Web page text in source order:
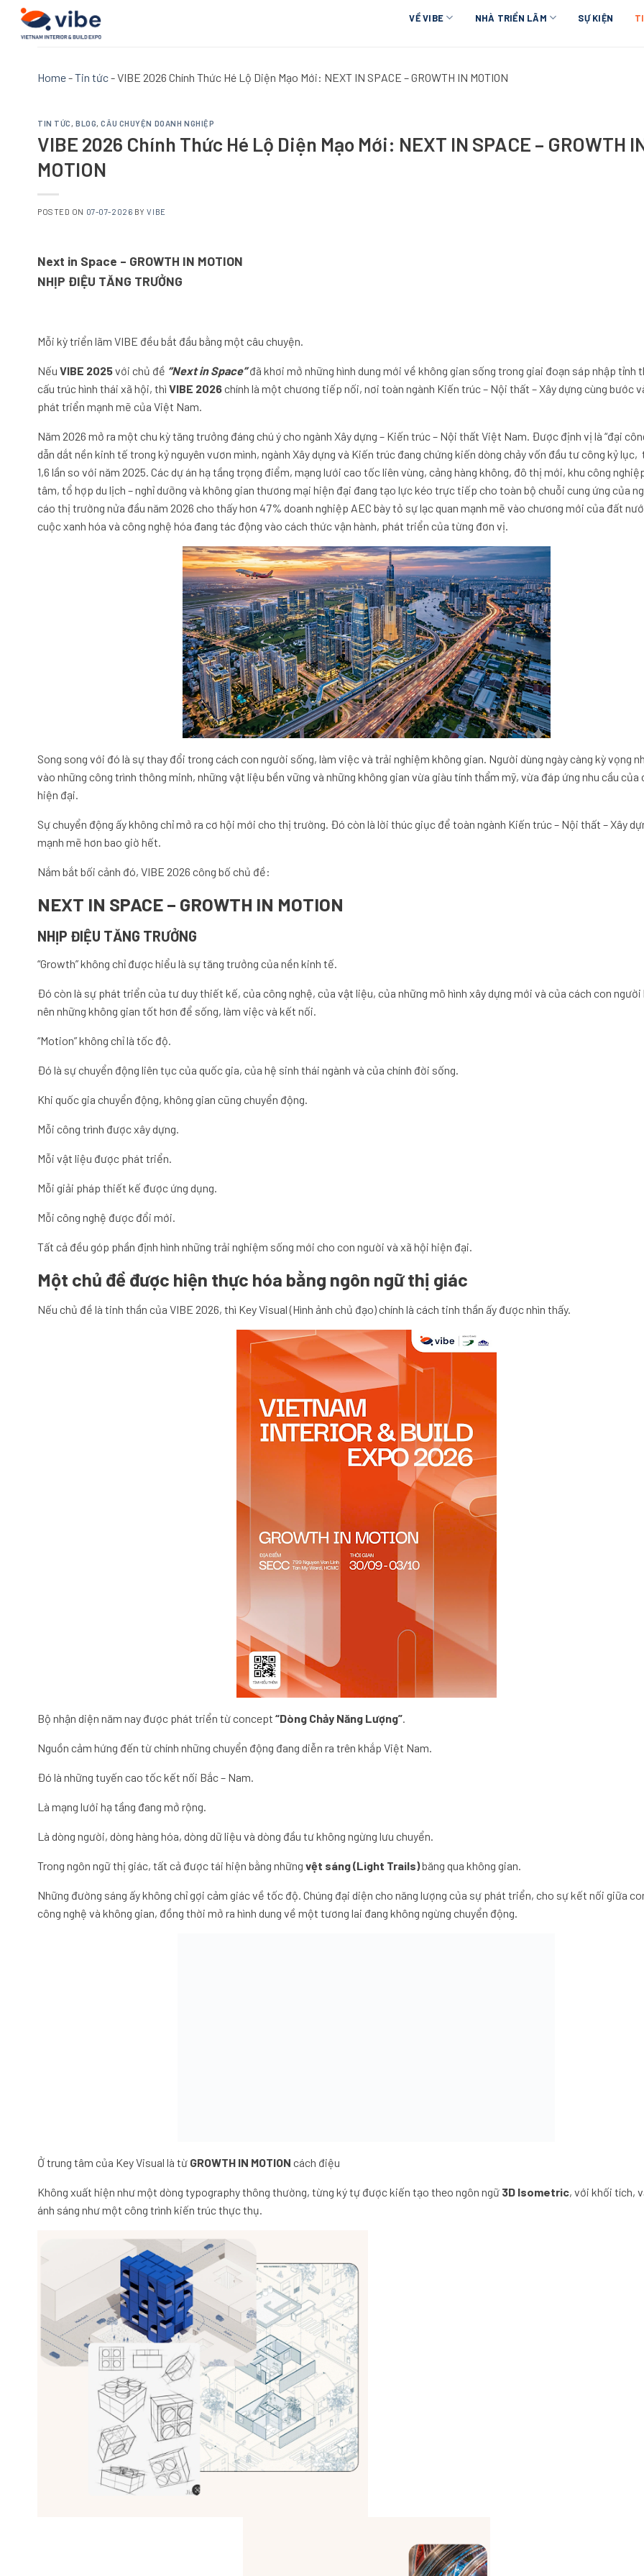
Skip
content
VỀ VIBE NHÀ TRIỂN LÃM SỰ KIỆN
Home-Tin tức-VIBE 2026 Chính Thức Hé Lộ Diện Mạo Mới: NEXT IN SPACE – GROWTH IN MOTION
TIN TỨC ,BLOG,CÂU CHUYỆN DOANH NGHIỆP
VIBE 2026 Chính Thức Hé Lộ Diện Mạo Mới: NEXT IN SPACE – GROWTH
MOTION
POSTED ON 07-07-2026 BYVIBE
Next in Space – GROWTH IN MOTION
NHỊP ĐIỆU TĂNG TRƯỞNG
Mỗi kỳ triển lãm VIBE đều bắt đầu bằng một câu chuyện.
Nếu VIBE 2025với chủ đề “Next in Space” đã khơi mở những hình dung mới về không gian sống trong giai đoạn sáp nhập tỉnh
cấu trúc hình thái xã hội, thì VIBE 2026chính là một chương tiếp nối, nơi toàn ngành Kiến trúc – Nội thất – Xây dựng cùng bước
phát triển mạnh mẽ của Việt Nam.
Năm 2026 mở ra một chu kỳ tăng trưởng đáng chú ý cho ngành Xây dựng – Kiến trúc – Nội thất Việt Nam. Được định vị là “đại
dẫn dắt nền kinh tế trong kỷ nguyên vươn mình, ngành Xây dựng và Kiến trúc đang chứng kiến dòng chảy vốn đầu tư công kỷ lục,
1,6 lần so với năm 2025. Các dự án hạ tầng trọng điểm, mạng lưới cao tốc liên vùng, cảng hàng không, đô thị mới, khu công
tâm, tổ hợp du lịch – nghỉ dưỡng và không gian thương mại hiện đại đang tạo lực kéo trực tiếp cho toàn bộ chuỗi cung ứng của
cáo thị trường nửa đầu năm 2026 cho thấy hơn 47% doanh nghiệp AEC bày tỏ sự lạc quan mạnh mẽ vào chương mới của đất
cuộc xanh hóa và công nghệ hóa đang tác động vào cách thức vận hành, phát triển của từng đơn vị.
Song song với đó là sự thay đổi trong cách con người sống, làm việc và trải nghiệm không gian. Người dùng ngày càng kỳ vọng
vào những công trình thông minh, những vật liệu bền vững và những không gian vừa giàu tính thẩm mỹ, vừa đáp ứng nhu cầu của
hiện đại.
Sự chuyển động ấy không chỉ mở ra cơ hội mới cho thị trường. Đó còn là lời thúc giục để toàn ngành Kiến trúc – Nội thất – Xây
mạnh mẽ hơn bao giờ hết.
Nắm bắt bối cảnh đó, VIBE 2026 công bố chủ đề:
NEXT IN SPACE – GROWTH IN MOTION
NHỊP ĐIỆU TĂNG TRƯỞNG
“Growth” không chỉ được hiểu là sự tăng trưởng của nền kinh tế.
Đó còn là sự phát triển của tư duy thiết kế, của công nghệ, của vật liệu, của những mô hình xây dựng mới và của cách con
nên những không gian tốt hơn để sống, làm việc và kết nối.
“Motion” không chỉ là tốc độ.
Đó là sự chuyển động liên tục của quốc gia, của hệ sinh thái ngành và của chính đời sống.
Khi quốc gia chuyển động, không gian cũng chuyển động.
Mỗi công trình được xây dựng.
Mỗi vật liệu được phát triển.
Mỗi giải pháp thiết kế được ứng dụng.
Mỗi công nghệ được đổi mới.
Tất cả đều góp phần định hình những trải nghiệm sống mới cho con người và xã hội hiện đại.
Một chủ đề được hiện thực hóa bằng ngôn ngữ thị giác
Nếu chủ đề là tinh thần của VIBE 2026, thì Key Visual (Hình ảnh chủ đạo) chính là cách tinh thần ấy được nhìn thấy.
Bộ nhận diện năm nay được phát triển từ concept “Dòng Chảy Năng Lượng”.
Nguồn cảm hứng đến từ chính những chuyển động đang diễn ra trên khắp Việt Nam.
Đó là những tuyến cao tốc kết nối Bắc – Nam.
Là mạng lưới hạ tầng đang mở rộng.
Là dòng người, dòng hàng hóa, dòng dữ liệu và dòng đầu tư không ngừng lưu chuyển.
Trong ngôn ngữ thị giác, tất cả được tái hiện bằng những vệt sáng (Light Trails)băng qua không gian.
Những đường sáng ấy không chỉ gợi cảm giác về tốc độ. Chúng đại diện cho năng lượng của sự phát triển, cho sự kết nối giữa
công nghệ và không gian, đồng thời mở ra hình dung về một tương lai đang không ngừng chuyển động.
Ở trung tâm của Key Visual là từ GROWTH IN MOTION cách điệu
Không xuất hiện như một dòng typography thông thường, từng ký tự được kiến tạo theo ngôn ngữ 3D Isometric, với khối tích,
ánh sáng như một công trình kiến trúc thực thụ.